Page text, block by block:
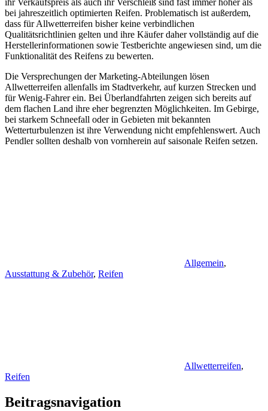
ihr Verkaufspreis als auch ihr Verschleiß sind fast immer höher als
bei jahreszeitlich optimierten Reifen. Problematisch ist außerdem,
dass für Allwetterreifen bisher keine verbindlichen
Qualitätsrichtlinien gelten und ihre Käufer daher vollständig auf die
Herstellerinformationen sowie Testberichte angewiesen sind, um die
Funktionalität des Reifens zu bewerten.
Die Versprechungen der Marketing-Abteilungen lösen
Allwetterreifen allenfalls im Stadtverkehr, auf kurzen Strecken und
für Wenig-Fahrer ein. Bei Überlandfahrten zeigen sich bereits auf
dem flachen Land ihre eher begrenzten Möglichkeiten. Im Gebirge,
bei starkem Schneefall oder in Gebieten mit bekannten
Wetterturbulenzen ist ihre Verwendung nicht empfehlenswert. Auch
Pendler sollten deshalb von vornherein auf saisonale Reifen setzen.
Allgemein,
Ausstattung & Zubehör, Reifen
Allwetterreifen,
Reifen
Beitragsnavigation